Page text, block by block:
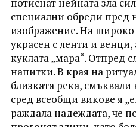
специални обреди пред
изображение. На широко
украсен с ленти и
куклата „мара“. Отпред
напитки. В края на
близката река,
сред всеобщи викове я
раждала надеждата, че